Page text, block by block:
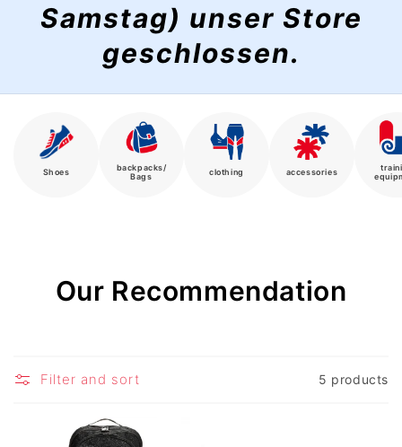
Samstag) unser Store
geschlossen.
Shoes
backpacks/
Bags
clothing accessories
C
l
e
Our Recommendation
Filter and sort 5 products